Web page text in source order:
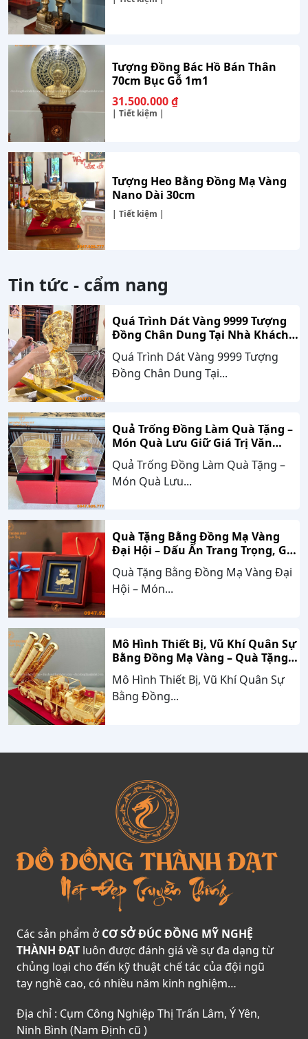
Tượng Đồng Bác Hồ Bán Thân
70cm Bục Gỗ 1m1
31.500.000₫
| Tiết kiệm |
Tượng Heo Bằng Đồng Mạ Vàng
Nano Dài 30cm
| Tiết kiệm |
Tin tức - cẩm nang
Quá Trình Dát Vàng 9999 Tượng
Đồng Chân Dung Tại Nhà Khách
Hàng Nghệ An
Quá Trình Dát Vàng 9999 Tượng
Đồng Chân Dung Tại...
Quả Trống Đồng Làm Quà Tặng –
Món Quà Lưu Giữ Giá Trị Văn
Hóa, Gắn Kết Thành Công
Quả Trống Đồng Làm Quà Tặng –
Món Quà Lưu...
Quà Tặng Bằng Đồng Mạ Vàng
Đại Hội – Dấu Ấn Trang Trọng, Giá
Trị Bền Vững Theo Thời Gian
Quà Tặng Bằng Đồng Mạ Vàng Đại
Hội – Món...
Mô Hình Thiết Bị, Vũ Khí Quân Sự
Bằng Đồng Mạ Vàng – Quà Tặng
Cao Cấp Mang Dấu Ấn Sức Mạnh
Và Niềm Tự Hào Dân Tộc
Mô Hình Thiết Bị, Vũ Khí Quân Sự
Bằng Đồng...
Các sản phẩm ởCƠ SỞ ĐÚC ĐỒNG MỸ NGHỆ
THÀNH ĐẠT luôn được đánh giá về sự đa dạng từ
chủng loại cho đến kỹ thuật chế tác của đội ngũ
tay nghề cao, có nhiều năm kinh nghiệm…
Địa chỉ : Cụm Công Nghiệp Thị Trấn Lâm, Ý Yên,
Ninh Bình (Nam Định cũ )